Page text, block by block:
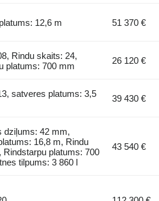
12,6 m 51 370 €
Rindu skaits: 24,
platums: 700 mm
26 120 €
satveres platums: 3,5
39 430 €
dziļums: 42 mm,
16,8 m, Rindu
Rindstarpu platums: 700
tilpums: 3 860 l
43 540 €